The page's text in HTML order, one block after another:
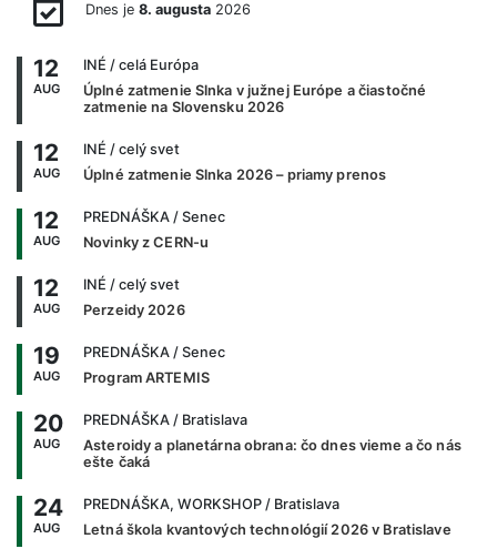
Dnes je 8. augusta2026
12
AUG
INÉ / celá Európa
Úplné zatmenie Slnka v južnej Európe a čiastočné
zatmenie na Slovensku 2026
12
AUG
INÉ / celý svet
Úplné zatmenie Slnka 2026 – priamy prenos
12
AUG
PREDNÁŠKA / Senec
Novinky z CERN-u
12
AUG
INÉ / celý svet
Perzeidy 2026
19
AUG
PREDNÁŠKA / Senec
Program ARTEMIS
20
AUG
PREDNÁŠKA / Bratislava
Asteroidy a planetárna obrana: čo dnes vieme a čo nás
ešte čaká
24
AUG
PREDNÁŠKA, WORKSHOP / Bratislava
Letná škola kvantových technológií 2026 v Bratislave